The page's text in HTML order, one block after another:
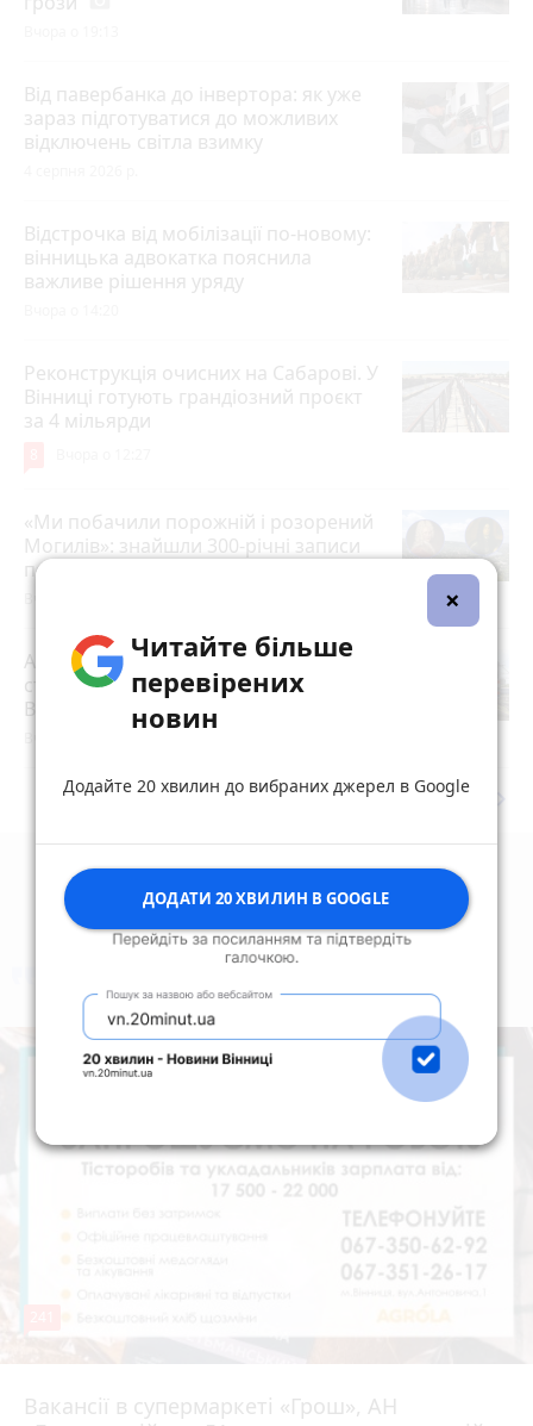
Від павербанка до інвертора: як уже
зараз підготуватися до можливих
відключень світла взимку
Відстрочка від мобілізації по-новому:
вінницька адвокатка пояснила
важливе рішення уряду
Реконструкція очисних на Сабарові. У
Вінниці готують грандіозний проєкт
за 4 мільярди
«Ми побачили порожній і розорений
Могилів»: знайшли 300-річні записи
посла з Данії
Атака росії забрала життя людей на
станції Квітнева: поїзди до
Вінниччини запізнюються
Дивитись ще
Найчастішекоментують
Вакансії в супермаркеті «Грош», АН
4 серпня 2026 р.
×
Читайте більше
перевірених
новин
Додайте 20 хвилин до вибраних джерел в Google
ДОДАТИ 20 ХВИЛИН В GOOGLE